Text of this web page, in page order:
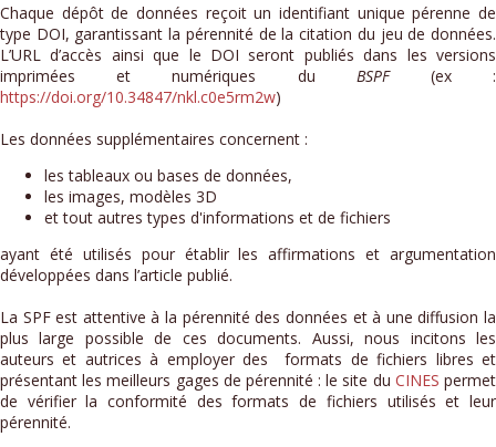
Chaque dépôt de données reçoit un identifiant unique pérenne de
type DOI, garantissant la pérennité de la citation du jeu de données.
L’URL d’accès ainsi que le DOI seront publiés dans les versions
imprimées et numériques du BSPF(ex :
https://doi.org/10.34847/nkl.c0e5rm2w)
Les données supplémentaires concernent :
les tableaux ou bases de données,
les images, modèles 3D
et tout autres types d'informations et de fichiers
ayant été utilisés pour établir les affirmations et argumentation
développées dans l’article publié.
La SPF est attentive à la pérennité des données et à une diffusion la
plus large possible de ces documents. Aussi, nous incitons les
auteurs et autrices à employer des formats de fichiers libres et
présentant les meilleurs gages de pérennité : le site du CINES permet
de vérifier la conformité des formats de fichiers utilisés et leur
pérennité.